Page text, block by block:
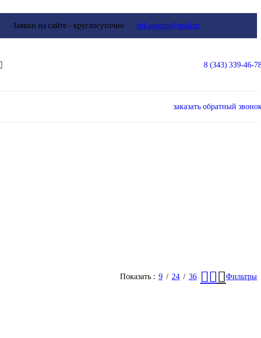
Заявки на сайте - круглосуточно stil-uspeha@mail.ru
8 (343) 339-46-
заказать обратный
Показать 9 24 36 Фильтры